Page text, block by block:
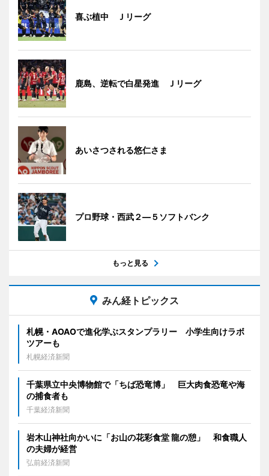
喜ぶ植中 Ｊリーグ
鹿島、逆転で白星発進 Ｊリーグ
あいさつされる悠仁さま
プロ野球・西武２―５ソフトバンク
もっと見る
みん経トピックス
札幌・AOAOで進化学ぶスタンプラリー 小学生向けラボ
ツアーも
札幌経済新聞
千葉県立中央博物館で「ちば恐竜博」 巨大肉食恐竜や海
の捕食者も
千葉経済新聞
岩木山神社向かいに「お山の花彩食堂 龍の憩」 和食職人
の夫婦が経営
弘前経済新聞